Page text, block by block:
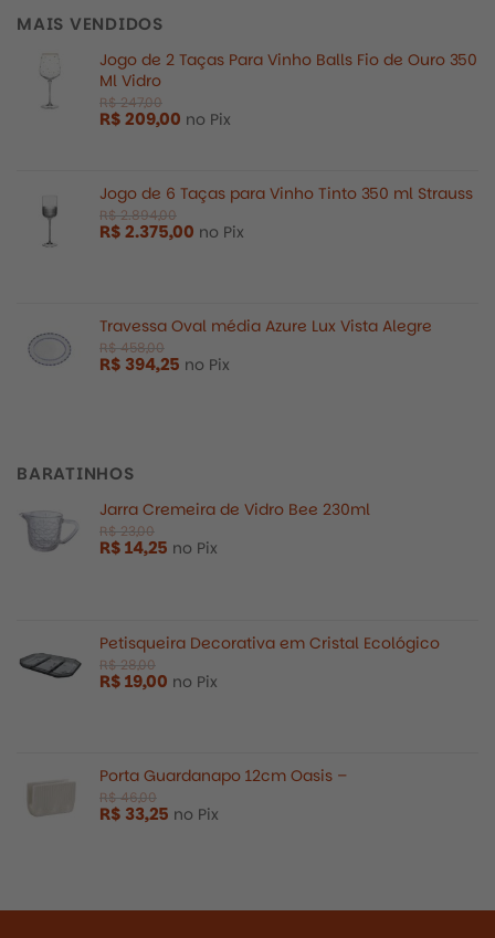
MAIS VENDIDOS
Jogo de 2 Taças Para Vinho Balls Fio de Ouro 350
Ml Vidro
R$209,00 no Pix
Jogo de 6 Taças para Vinho Tinto 350 ml Strauss
R$2.375,00 no Pix
Travessa Oval média Azure Lux Vista Alegre
R$394,25 no Pix
BARATINHOS
Jarra Cremeira de Vidro Bee 230ml
R$14,25 no Pix
Petisqueira Decorativa em Cristal Ecológico
R$19,00 no Pix
Porta Guardanapo 12cm Oasis –
R$33,25 no Pix